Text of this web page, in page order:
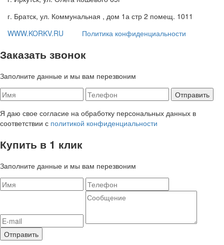
г. Братск, ул. Коммунальная , дом 1а стр 2 помещ. 1011
WWW.KORKV.RU
Политика конфиденциальности
Заказать звонок
Заполните данные и мы вам перезвоним
Я даю свое согласие на обработку персональных данных в
соответствии с политикой конфиденциальности
Купить в 1 клик
Заполните данные и мы вам перезвоним